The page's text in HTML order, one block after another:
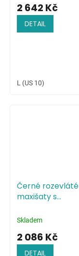
2 642 Kč
DETAIL
L (US 10)
Černé rozevláté
maxišaty s
potiskem
Skladem
2 086 Kč
DETAIL